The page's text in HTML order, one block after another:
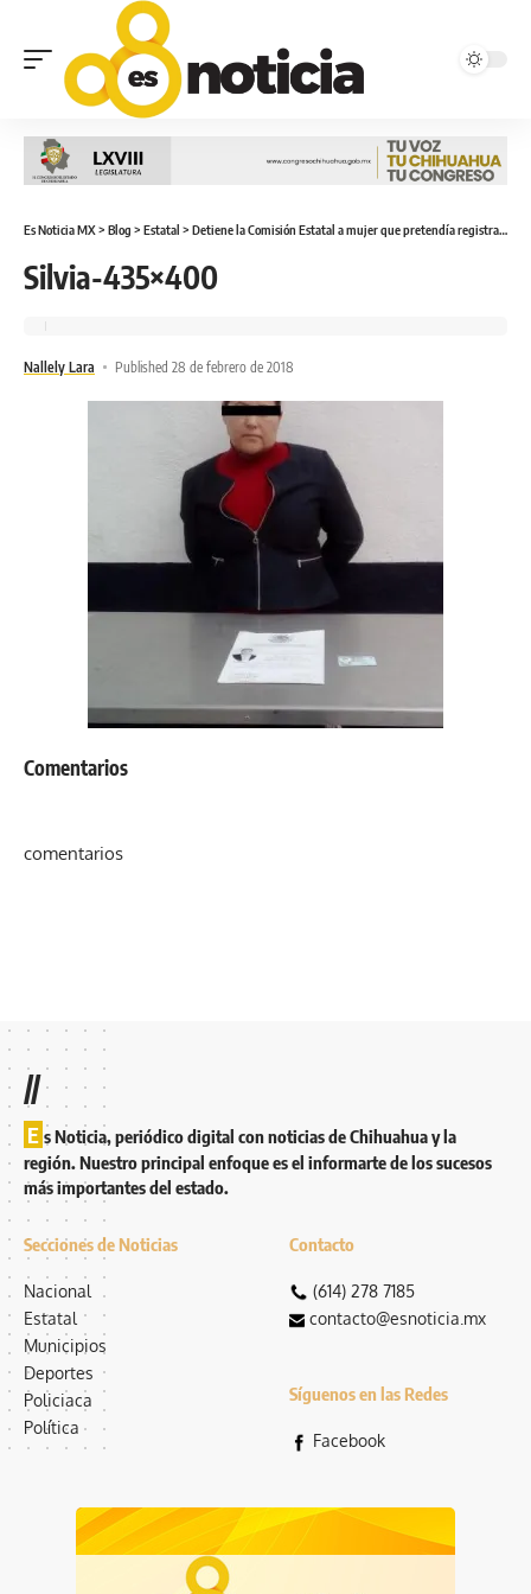
Es Noticia MX> Blog > Estatal > Detiene la Comisión Estatal a mujer que pretendía registrar título y cédula de cirugía plástica falsos.
Silvia-435×400
Nallely Lara Published 28 de febrero de 2018
Comentarios
comentarios
//
E s Noticia, periódico digital con noticias de Chihuahua y la
región. Nuestro principal enfoque es el informarte de los sucesos
más importantes del estado.
Secciones de Noticias
Nacional
Estatal
Municipios
Deportes
Policiaca
Política
Contacto
(614) 278 7185
contacto@esnoticia.mx
Síguenos en las Redes
Facebook